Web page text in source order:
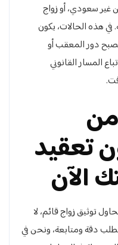
غير سعودي، أو زواج
هذه الحالات، يكون
دور المعقب أو
المسار القانوني
تعقيد
الآن
توثيق زواج قائم، لا
دقة ومتابعة، ونحن في